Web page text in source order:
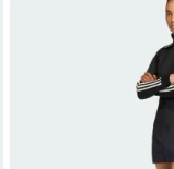
しいものリストに追